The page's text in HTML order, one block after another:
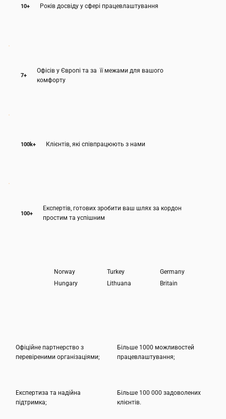
країні, про яку мрієте. Ми зробимо все можливе,
"Робота за кордоном — це просто!"
10+ Років досвіду у сфері працевлаштування
100k+ Клієнтів, які співпрацюють з нами
7+
Офісів у Європі та за її межами для вашого
комфорту
100+
Експертів, готових зробити ваш шлях за кордон
простим та успішним
Norway Turkey
Germany
Hungary
Lithuana Britain
Офіційне партнерство з
перевіреними організаціями;
Більше 1000 можливостей
працевлаштування;
Експертиза та надійна
підтримка;
Більше 100 000 задоволених
клієнтів.